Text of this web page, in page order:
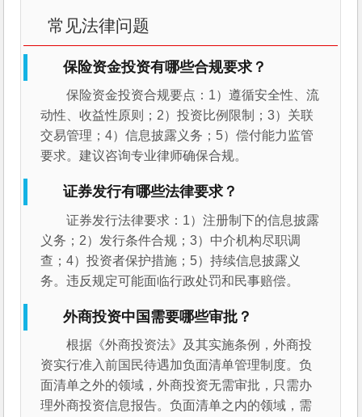
常见法律问题
保险资金投资有哪些合规要求？
保险资金投资合规要点：1）遵循安全性、流
动性、收益性原则；2）投资比例限制；3）关联
交易管理；4）信息披露义务；5）偿付能力监管
要求。建议咨询专业律师确保合规。
证券发行有哪些法律要求？
证券发行法律要求：1）注册制下的信息披露
义务；2）发行条件合规；3）中介机构尽职调
查；4）投资者保护措施；5）持续信息披露义
务。违反规定可能面临行政处罚和民事赔偿。
外商投资中国需要哪些审批？
根据《外商投资法》及其实施条例，外商投
资实行准入前国民待遇加负面清单管理制度。负
面清单之外的领域，外商投资无需审批，只需办
理外商投资信息报告。负面清单之内的领域，需